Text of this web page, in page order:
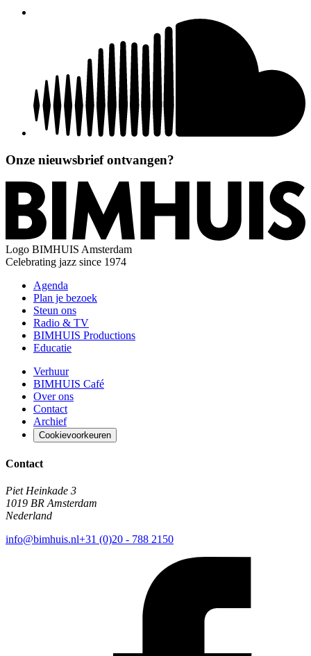
Onze nieuwsbrief ontvangen?
Logo BIMHUIS Amsterdam
Celebrating jazz since 1974
Agenda
Plan je bezoek
Steun ons
Radio & TV
BIMHUIS Productions
Educatie
Verhuur
BIMHUIS Café
Over ons
Contact
Archief
Cookievoorkeuren
Contact
Piet Heinkade 3
1019 BR Amsterdam
Nederland
info@bimhuis.nl+31 (0)20 - 788 2150